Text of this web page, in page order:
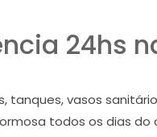
24hs
vasos
todos os dias do